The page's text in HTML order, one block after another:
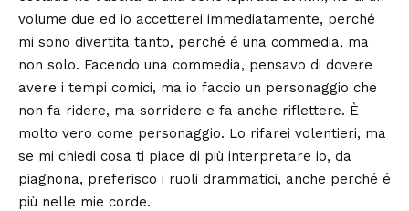
volume due ed io accetterei immediatamente, perché
mi sono divertita tanto, perché é una commedia, ma
non solo. Facendo una commedia, pensavo di dovere
avere i tempi comici, ma io faccio un personaggio che
non fa ridere, ma sorridere e fa anche riflettere. È
molto vero come personaggio. Lo rifarei volentieri, ma
se mi chiedi cosa ti piace di più interpretare io, da
piagnona, preferisco i ruoli drammatici, anche perché é
più nelle mie corde.